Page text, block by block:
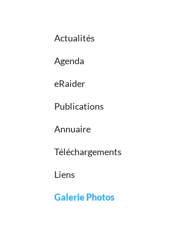
Actualités
Agenda
eRaider
Publications
Annuaire
Téléchargements
Liens
Galerie Photos